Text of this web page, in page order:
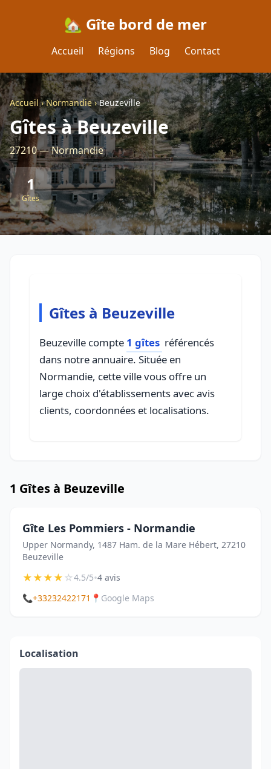
🏡 Gîte bord de mer
Accueil Régions Blog Contact
Accueil›Normandie›Beuzeville
Gîtes à Beuzeville
27210 — Normandie
1
Gîtes
Gîtes à Beuzeville
Beuzeville compte 1 gîtes référencés
dans notre annuaire. Située en
Normandie, cette ville vous offre un
large choix d'établissements avec avis
clients, coordonnées et localisations.
1 Gîtes à Beuzeville
Gîte Les Pommiers - Normandie
Upper Normandy, 1487 Ham. de la Mare Hébert, 27210
Beuzeville
★★★★☆4.5/5•4 avis
📞+33232422171 📍 Google Maps
Localisation